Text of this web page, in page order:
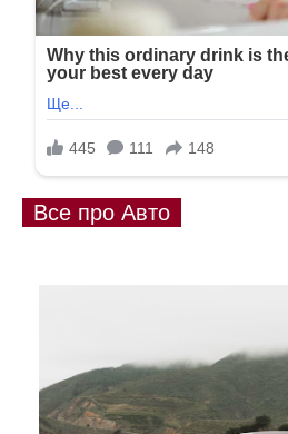
Все про Авто